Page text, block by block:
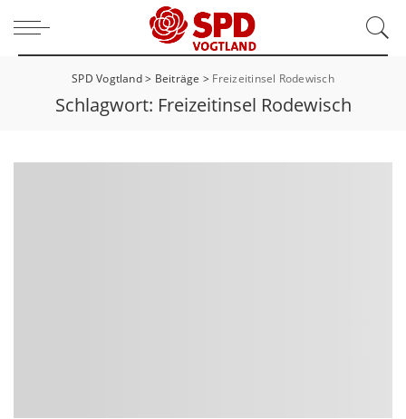
SPD Vogtland> Beiträge > Freizeitinsel Rodewisch
Schlagwort: Freizeitinsel Rodewisch